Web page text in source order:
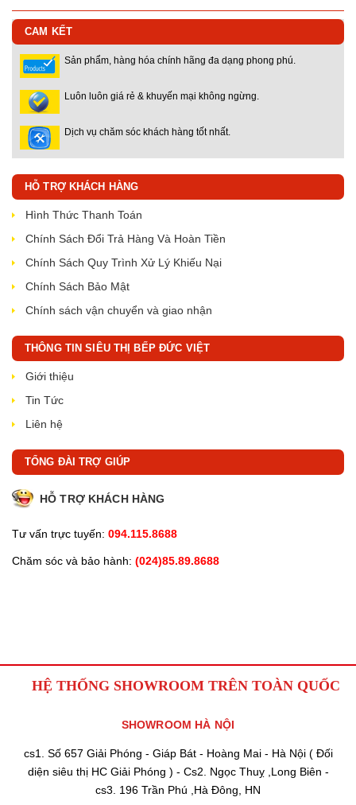
CAM KẾT
Sản phẩm, hàng hóa chính hãng đa dạng phong phú.
Luôn luôn giá rẻ & khuyến mại không ngừng.
Dịch vụ chăm sóc khách hàng tốt nhất.
HỖ TRỢ KHÁCH HÀNG
Hình Thức Thanh Toán
Chính Sách Đổi Trả Hàng Và Hoàn Tiền
Chính Sách Quy Trình Xử Lý Khiếu Nại
Chính Sách Bảo Mật
Chính sách vận chuyển và giao nhận
THÔNG TIN SIÊU THỊ BẾP ĐỨC VIỆT
Giới thiệu
Tin Tức
Liên hệ
TỔNG ĐÀI TRỢ GIÚP
HỖ TRỢ KHÁCH HÀNG
Tư vấn trực tuyến: 094.115.8688
Chăm sóc và bảo hành: (024)85.89.8688
HỆ THỐNG SHOWROOM TRÊN TOÀN QUỐC
SHOWROOM HÀ NỘI
cs1. Số 657 Giải Phóng - Giáp Bát - Hoàng Mai - Hà Nội ( Đối
diện siêu thị HC Giải Phóng ) - Cs2. Ngọc Thuỵ ,Long Biên -
cs3. 196 Trần Phú ,Hà Đông, HN